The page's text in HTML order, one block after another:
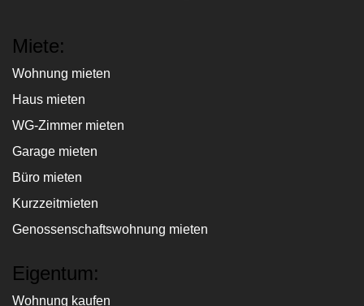
Miete:
Wohnung mieten
Haus mieten
WG-Zimmer mieten
Garage mieten
Büro mieten
Kurzzeitmieten
Genossenschaftswohnung mieten
Eigentum:
Wohnung kaufen